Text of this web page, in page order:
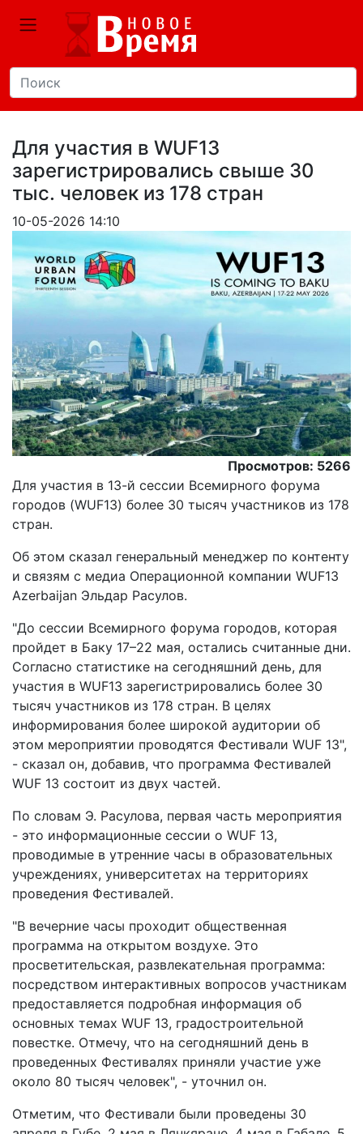
Для участия в WUF13
зарегистрировались свыше 30
тыс. человек из 178 стран
10-05-2026 14:10
Просмотров: 5266
Для участия в 13-й сессии Всемирного форума
городов (WUF13) более 30 тысяч участников из 178
стран.
Об этом сказал генеральный менеджер по контенту
и связям с медиа Операционной компании WUF13
Azerbaijan Эльдар Расулов.
"До сессии Всемирного форума городов, которая
пройдет в Баку 17–22 мая, остались считанные дни.
Согласно статистике на сегодняшний день, для
участия в WUF13 зарегистрировались более 30
тысяч участников из 178 стран. В целях
информирования более широкой аудитории об
этом мероприятии проводятся Фестивали WUF 13",
- сказал он, добавив, что программа Фестивалей
WUF 13 состоит из двух частей.
По словам Э. Расулова, первая часть мероприятия
- это информационные сессии о WUF 13,
проводимые в утренние часы в образовательных
учреждениях, университетах на территориях
проведения Фестивалей.
"В вечерние часы проходит общественная
программа на открытом воздухе. Это
просветительская, развлекательная программа:
посредством интерактивных вопросов участникам
предоставляется подробная информация об
основных темах WUF 13, градостроительной
повестке. Отмечу, что на сегодняшний день в
проведенных Фестивалях приняли участие уже
около 80 тысяч человек", - уточнил он.
Отметим, что Фестивали были проведены 30